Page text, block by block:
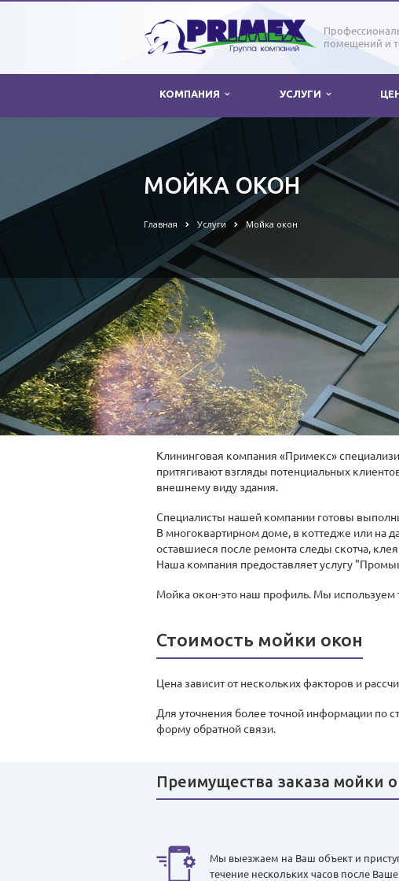
помещений и
КОМПАНИЯ УСЛУГИ
МОЙКА ОКОН
Главная Услуги Мойка окон
Клининговая компания «Примекс»
притягивают взгляды потенциальных
внешнему виду здания.
Специалисты нашей компании готовы
В многоквартирном доме, в коттедже или на
оставшиеся после ремонта следы скотча,
Наша компания предоставляет услугу
Мойка окон-это наш профиль. Мы используем
Стоимость мойки окон
Цена зависит от нескольких факторов и
Для уточнения более точной информации по
форму обратной связи.
Преимущества заказа мойки
Мы выезжаем на Ваш объект и
течение нескольких часов после